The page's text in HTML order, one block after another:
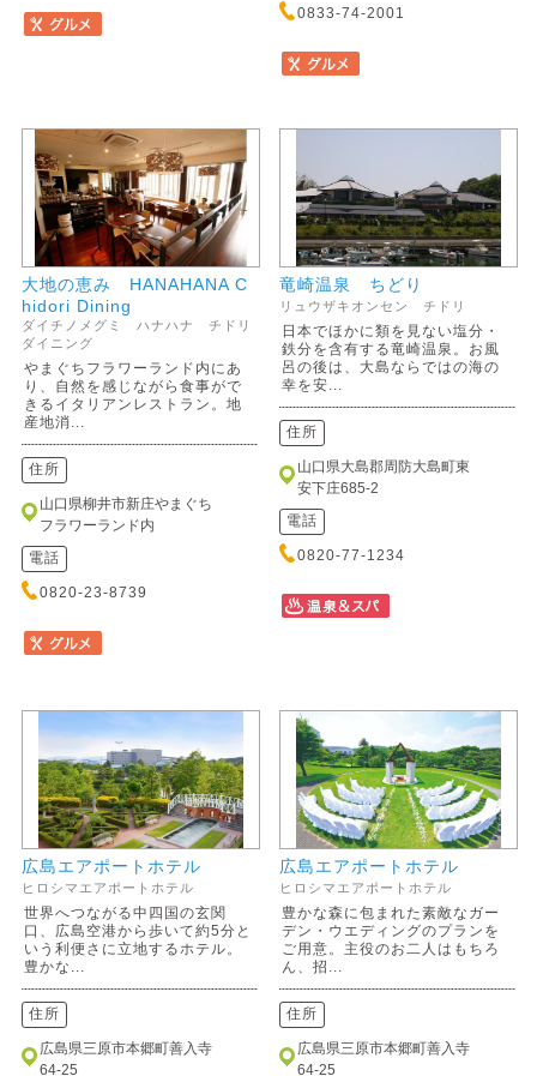
0833-74-2001
大地の恵み HANAHANA C
hidori Dining
ダイチノメグミ ハナハナ チドリ
ダイニング
やまぐちフラワーランド内にあ
り、自然を感じながら食事がで
きるイタリアンレストラン。地
産地消...
住所
山口県柳井市新庄やまぐち
フラワーランド内
電話
0820-23-8739
竜崎温泉 ちどり
リュウザキオンセン チドリ
日本でほかに類を見ない塩分・
鉄分を含有する竜崎温泉。お風
呂の後は、大島ならではの海の
幸を安...
住所
山口県大島郡周防大島町東
安下庄685-2
電話
0820-77-1234
広島エアポートホテル
ヒロシマエアポートホテル
世界へつながる中四国の玄関
口、広島空港から歩いて約5分と
いう利便さに立地するホテル。
豊かな...
住所
広島県三原市本郷町善入寺
64-25
広島エアポートホテル
ヒロシマエアポートホテル
豊かな森に包まれた素敵なガー
デン・ウエディングのプランを
ご用意。主役のお二人はもちろ
ん、招...
住所
広島県三原市本郷町善入寺
64-25